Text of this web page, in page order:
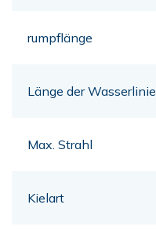
rumpflänge
Länge der Wasserlinie
Max. Strahl
Kielart